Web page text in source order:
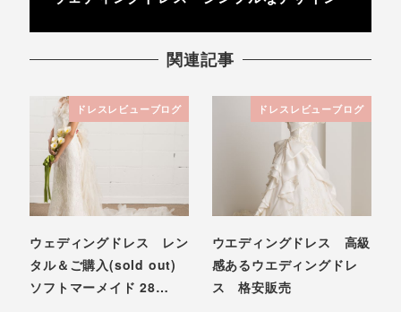
関連記事
ドレスレビューブログ
ウェディングドレス レン
タル＆ご購入(sold out)
ソフトマーメイド 28…
ドレスレビューブログ
ウエディングドレス 高級
感あるウエディングドレ
ス 格安販売